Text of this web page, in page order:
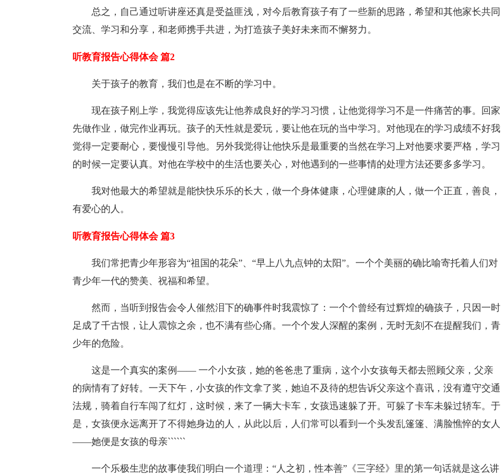
总之，自己通过听讲座还真是受益匪浅，对今后教育孩子有了一些新的思路，希望和其他家长共同
交流、学习和分享，和老师携手共进，为打造孩子美好未来而不懈努力。
听教育报告心得体会 篇2
关于孩子的教育，我们也是在不断的学习中。
现在孩子刚上学，我觉得应该先让他养成良好的学习习惯，让他觉得学习不是一件痛苦的事。回家
先做作业，做完作业再玩。孩子的天性就是爱玩，要让他在玩的当中学习。对他现在的学习成绩不好我
觉得一定要耐心，要慢慢引导他。另外我觉得让他快乐是最重要的当然在学习上对他要求要严格，学习
的时候一定要认真。对他在学校中的生活也要关心，对他遇到的一些事情的处理方法还要多多学习。
我对他最大的希望就是能快快乐乐的长大，做一个身体健康，心理健康的人，做一个正直，善良，
有爱心的人。
听教育报告心得体会 篇3
我们常把青少年形容为“祖国的花朵”、“早上八九点钟的太阳”。一个个美丽的确比喻寄托着人们对
青少年一代的赞美、祝福和希望。
然而，当听到报告会令人催然泪下的确事件时我震惊了：一个个曾经有过辉煌的确孩子，只因一时
足成了千古恨，让人震惊之余，也不满有些心痛。一个个发人深醒的案例，无时无刻不在提醒我们，青
少年的危险。
这是一个真实的案例—— 一个小女孩，她的爸爸患了重病，这个小女孩每天都去照顾父亲，父亲
的病情有了好转。一天下午，小女孩的作文拿了奖，她迫不及待的想告诉父亲这个喜讯，没有遵守交通
法规，骑着自行车闯了红灯，这时候，来了一辆大卡车，女孩迅速躲了开。可躲了卡车未躲过轿车。于
是，女孩便永远离开了不得她身边的人，从此以后，人们常可以看到一个头发乱篷篷、满脸憔悴的女人
——她便是女孩的母亲``````
一个乐极生悲的故事使我们明白一个道理：“人之初，性本善”《三字经》里的第一句话就是这么讲